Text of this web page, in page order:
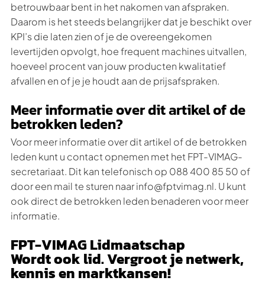
betrouwbaar bent in het nakomen van afspraken.
Daarom is het steeds belangrijker dat je beschikt over
KPI’s die laten zien of je de overeengekomen
levertijden opvolgt, hoe frequent machines uitvallen,
hoeveel procent van jouw producten kwalitatief
afvallen en of je je houdt aan de prijsafspraken.
Meer informatie over dit artikel of de
betrokken leden?
Voor meer informatie over dit artikel of de betrokken
leden kunt u contact opnemen met het FPT-VIMAG-
secretariaat. Dit kan telefonisch op 088 400 85 50 of
door een mail te sturen naar info@fptvimag.nl. U kunt
ook direct de betrokken leden benaderen voor meer
informatie.
FPT-VIMAG Lidmaatschap
Wordt ook lid. Vergroot je netwerk,
kennis en marktkansen!